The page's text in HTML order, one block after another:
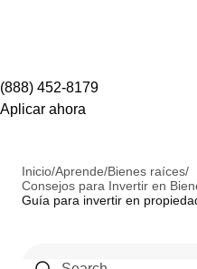
(888) 452-8179
Aplicar ahora
Inicio/Aprende/Bienes raíces/
Consejos para Invertir en
Guía para invertir en